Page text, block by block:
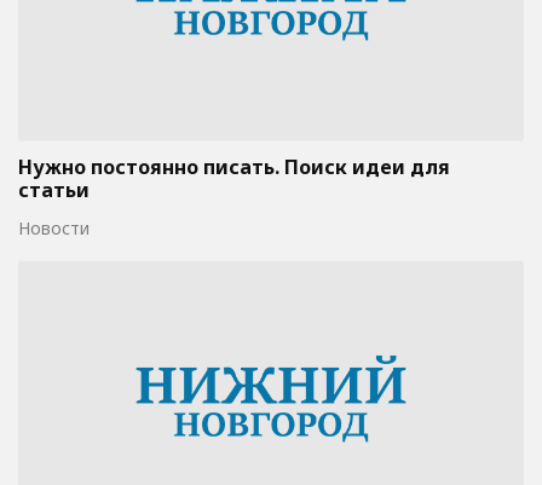
Нужно постоянно писать. Поиск идеи для
статьи
Новости